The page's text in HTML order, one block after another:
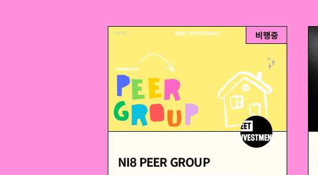
비행중
NI8 PEER GROUP